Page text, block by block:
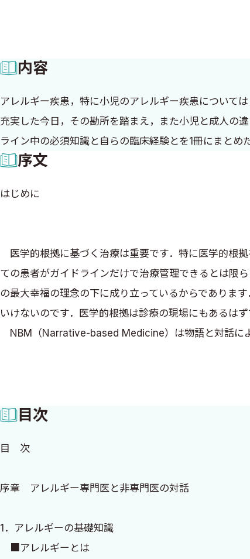
内容
アレルギー疾患，特に小児のアレルギー疾患について
充実した今日，その勘所を踏まえ，また小児と成人の
ライン中の必須知識と自らの臨床経験とを1冊にまとめ
序文
はじめに
医学的根拠に基づく治療は重要です．特に医学的根
ての患者がガイドラインだけで治療管理できるとは限
の最大幸福の理念の下に成り立っているからでありま
いけないのです．医学的根拠は診療の現場にもあるはず
NBM（Narrative-based Medicine）は物語と対話に
いるかなどの「物語」から，医師は病気の背景や人間
プローチしていこうとする臨床手法です．これは正に
る」というセリフがありましたが，「医療は現場で起
70％治療効果のある薬Aと50％治療効果のある薬Bが
0％効果で，薬Bは100％効果があったことになります
ですが，いかに診察現場でそのEBMやガイドラインを
エビデンスレベルは低いです．しかし，臨床は経験で
目次
目 次
序章 アレルギー専門医と非専門医の対話
1．アレルギーの基礎知識
■アレルギーとは